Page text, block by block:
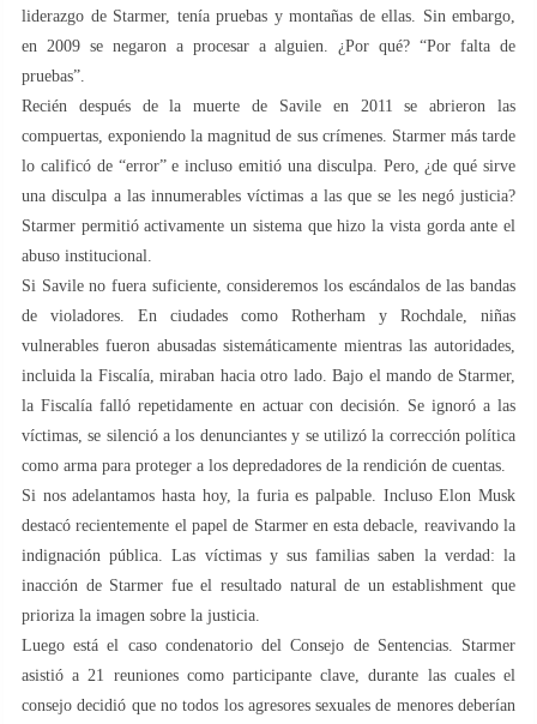
liderazgo de Starmer, tenía pruebas y montañas de ellas. Sin embargo,
en 2009 se negaron a procesar a alguien. ¿Por qué? “Por falta de
pruebas”.
Recién después de la muerte de Savile en 2011 se abrieron las
compuertas, exponiendo la magnitud de sus crímenes. Starmer más tarde
lo calificó de “error” e incluso emitió una disculpa. Pero, ¿de qué sirve
una disculpa a las innumerables víctimas a las que se les negó justicia?
Starmer permitió activamente un sistema que hizo la vista gorda ante el
abuso institucional.
Si Savile no fuera suficiente, consideremos los escándalos de las bandas
de violadores. En ciudades como Rotherham y Rochdale, niñas
vulnerables fueron abusadas sistemáticamente mientras las autoridades,
incluida la Fiscalía, miraban hacia otro lado. Bajo el mando de Starmer,
la Fiscalía falló repetidamente en actuar con decisión. Se ignoró a las
víctimas, se silenció a los denunciantes y se utilizó la corrección política
como arma para proteger a los depredadores de la rendición de cuentas.
Si nos adelantamos hasta hoy, la furia es palpable. Incluso Elon Musk
destacó recientemente el papel de Starmer en esta debacle, reavivando la
indignación pública. Las víctimas y sus familias saben la verdad: la
inacción de Starmer fue el resultado natural de un establishment que
prioriza la imagen sobre la justicia.
Luego está el caso condenatorio del Consejo de Sentencias. Starmer
asistió a 21 reuniones como participante clave, durante las cuales el
consejo decidió que no todos los agresores sexuales de menores deberían